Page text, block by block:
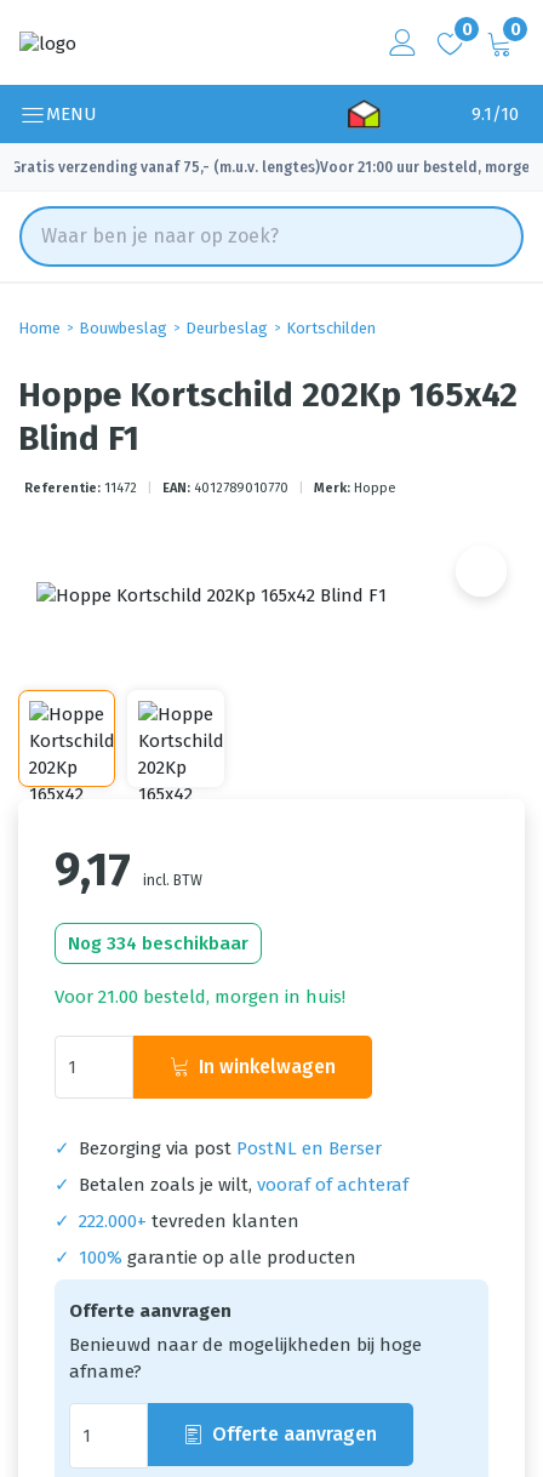
0 0
MENU 9.1/10
Gratis verzending vanaf 75,- (m.u.v. lengtes)
✓ Voor 21:00 uur besteld, morgen
Home Bouwbeslag Deurbeslag Kortschilden
Hoppe Kortschild 202Kp 165x42
Blind F1
Referentie: 11472 EAN: 4012789010770 Merk: Hoppe
9,17 incl. BTW
Nog 334 beschikbaar
Voor 21.00 besteld, morgen in huis!
In winkelwagen
✓ Bezorging via post PostNL en Berser
✓
Betalen zoals je wilt, vooraf of achteraf
✓ 222.000+ tevreden klanten
✓
100% garantie op alle producten
Offerte aanvragen
Benieuwd naar de mogelijkheden bij hoge
afname?
Offerte aanvragen